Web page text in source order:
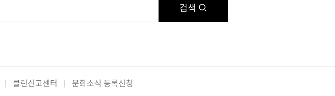
검색
클린신고센터 문화소식 등록신청